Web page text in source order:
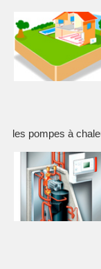
les pompes à